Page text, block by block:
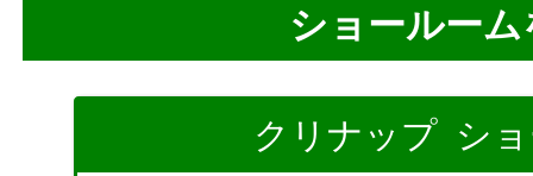
ショールー
クリナップ シ